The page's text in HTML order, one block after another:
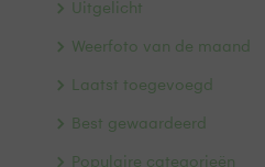
Uitgelicht
Weerfoto van de maand
Laatst toegevoegd
Best gewaardeerd
Populaire categorieën